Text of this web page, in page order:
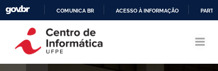
CONTEÚDO
COMUNICA BR ACESSO À INFORMAÇÃO